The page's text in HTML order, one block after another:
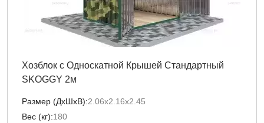
Хозблок с Односкатной Крышей Стандартный
SKOGGY 2м
Размер (ДxШxВ):2.06х2.16х2.45
Вес (кг):180